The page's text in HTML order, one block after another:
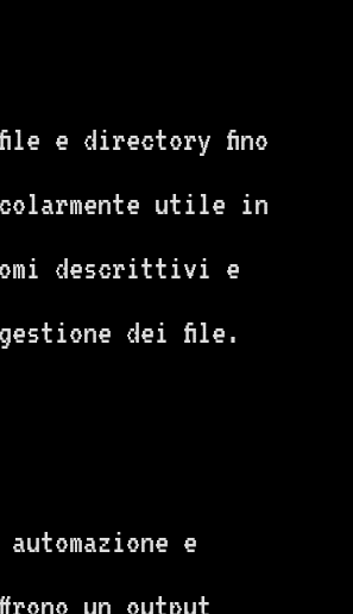
e directory fino
utile in
descrittivi e
dei file.
e
un output